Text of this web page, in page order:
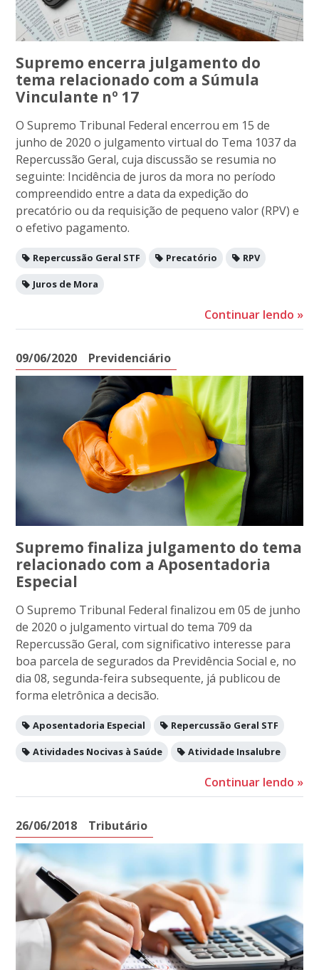
Supremo encerra julgamento do
tema relacionado com a Súmula
Vinculante nº 17
O Supremo Tribunal Federal encerrou em 15 de
junho de 2020 o julgamento virtual do Tema 1037 da
Repercussão Geral, cuja discussão se resumia no
seguinte: Incidência de juros da mora no período
compreendido entre a data da expedição do
precatório ou da requisição de pequeno valor (RPV) e
o efetivo pagamento.
Repercussão Geral STF Precatório RPV
Juros de Mora
Continuar lendo »
09/06/2020 Previdenciário
Supremo finaliza julgamento do tema
relacionado com a Aposentadoria
Especial
O Supremo Tribunal Federal finalizou em 05 de junho
de 2020 o julgamento virtual do tema 709 da
Repercussão Geral, com significativo interesse para
boa parcela de segurados da Previdência Social e, no
dia 08, segunda-feira subsequente, já publicou de
forma eletrônica a decisão.
Aposentadoria Especial Repercussão Geral STF
Atividades Nocivas à Saúde Atividade Insalubre
Continuar lendo »
26/06/2018 Tributário